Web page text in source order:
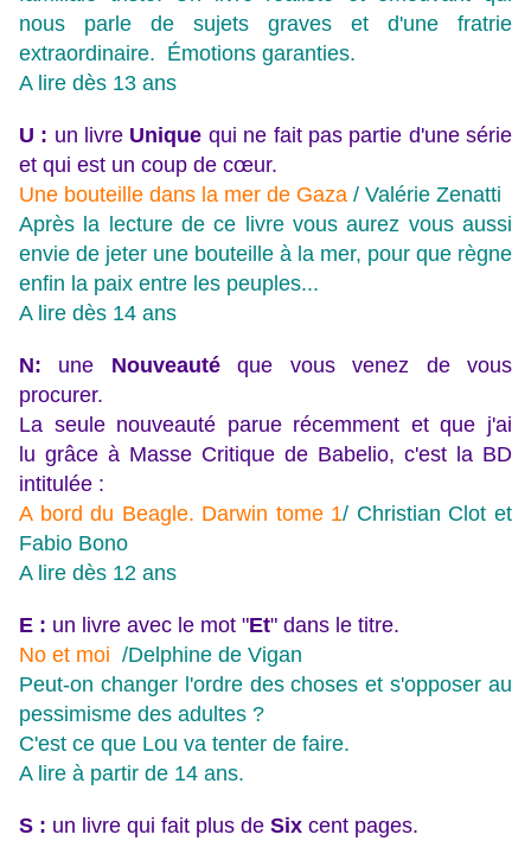
nous parle de sujets graves et d'une fratrie
extraordinaire. Émotions garanties.
A lire dès 13 ans
U : un livre Unique qui ne fait pas partie d'une série
et qui est un coup de cœur.
Une bouteille dans la mer de Gaza / Valérie Zenatti
Après la lecture de ce livre vous aurez vous aussi
envie de jeter une bouteille à la mer, pour que règne
enfin la paix entre les peuples...
A lire dès 14 ans
N: une Nouveautéque vous venez de vous
procurer.
La seule nouveauté parue récemment et que j'ai
lu grâce à Masse Critique de Babelio, c'est la BD
intitulée :
A bord du Beagle. Darwin tome 1/ Christian Clot et
Fabio Bono
A lire dès 12 ans
E : un livre avec le mot "Et" dans le titre.
No et moi /Delphine de Vigan
Peut-on changer l'ordre des choses et s'opposer au
pessimisme des adultes ?
C'est ce que Lou va tenter de faire.
A lire à partir de 14 ans.
S : un livre qui fait plus de Six cent pages.